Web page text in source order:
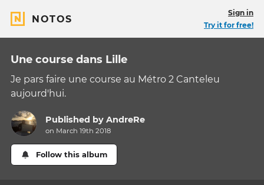
NOTOS
Sign in
Try it for free!
Une course dans Lille
Je pars faire une course au Métro 2 Canteleu
aujourd'hui.
Published byAndreRe
on March 19th 2018
Follow this album